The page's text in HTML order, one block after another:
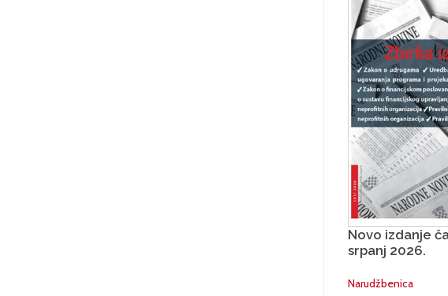
Novo izdanje
srpanj 2026.
Narudžbenica